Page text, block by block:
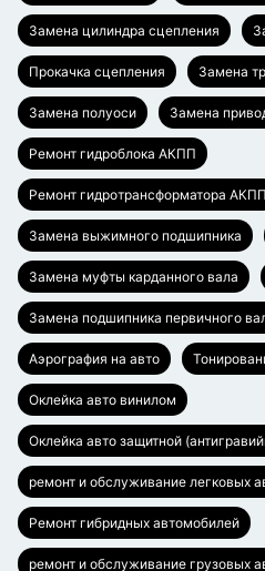
Замена цилиндра сцепления
Прокачка сцепления Замена
Замена полуоси Замена
Ремонт гидроблока АКПП
Ремонт гидротрансформатора АКПП
Замена выжимного подшипника
Замена муфты карданного вала
Замена подшипника первичного
Аэрография на авто
Оклейка авто винилом
Оклейка авто защитной
ремонт и обслуживание легковых
Ремонт гибридных автомобилей
ремонт и обслуживание грузовых